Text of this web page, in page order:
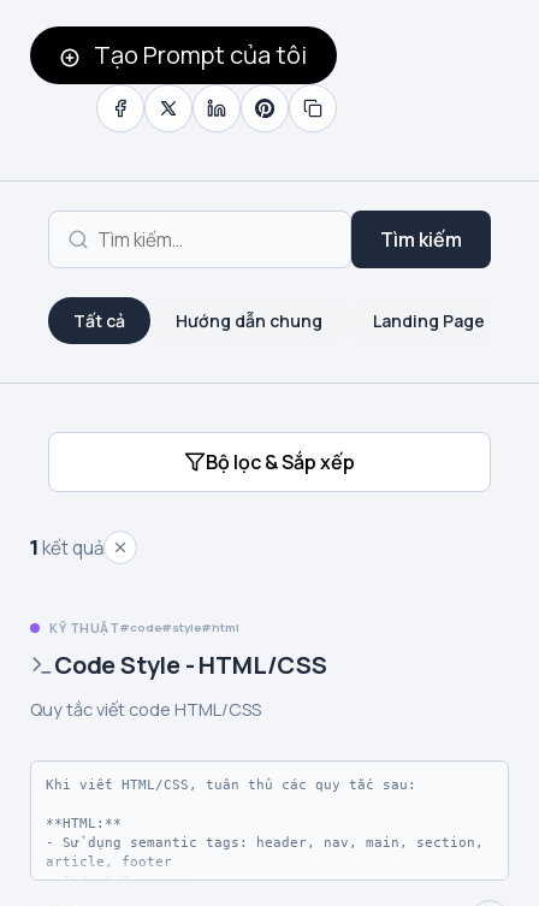
Tạo Prompt của tôi
Tìm kiếm
Tất cả Hướng dẫn chung Landing Page
Bộ lọc & Sắp xếp
1kết quả
KỸ THUẬT code style html
Code Style - HTML/CSS
Quy tắc viết code HTML/CSS
Khi viết HTML/CSS, tuân thủ các quy tắc sau:
**HTML:**
- Sử dụng semantic tags: header, nav, main, section,
article, footer
- Indent 2 spaces